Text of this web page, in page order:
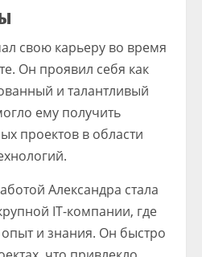
свою карьеру во время
Он проявил себя как
и талантливый
ему получить
проектов в области
Александра стала
IT-компании, где
и знания. Он быстро